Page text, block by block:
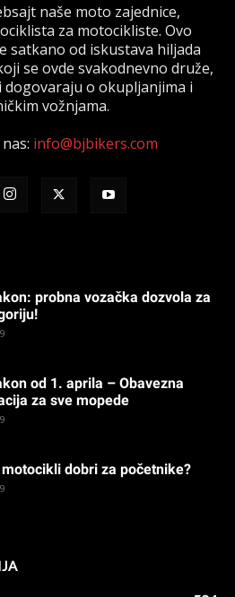
naše moto zajednice,
za motocikliste. Ovo
satkano od iskustava hiljada
se ovde svakodnevno druže,
dogovaraju o okupljanjima i
vožnjama.
info@bjbikers.com
probna vozačka dozvola za
od 1. aprila – Obavezna
za sve mopede
motocikli dobri za početnike?